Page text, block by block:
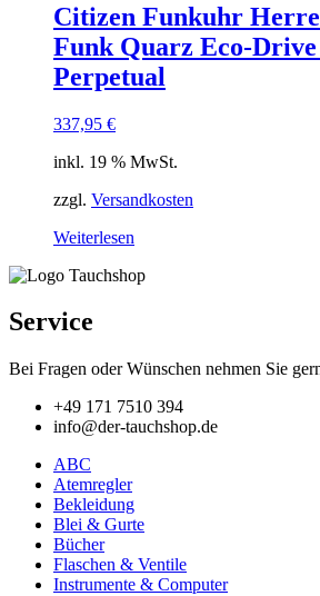
Citizen Funkuhr
Funk Quarz Eco-
Perpetual
337,95 €
inkl. 19 % MwSt.
zzgl. Versandkosten
Weiterlesen
Service
Bei Fragen oder Wünschen nehmen Sie
+49 171 7510 394
info@der-tauchshop.de
ABC
Atemregler
Bekleidung
Blei & Gurte
Bücher
Flaschen & Ventile
Instrumente & Computer